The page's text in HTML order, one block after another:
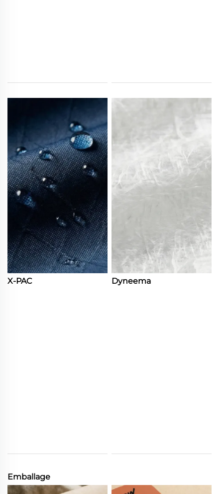
X-PAC Dyneema
Emballage